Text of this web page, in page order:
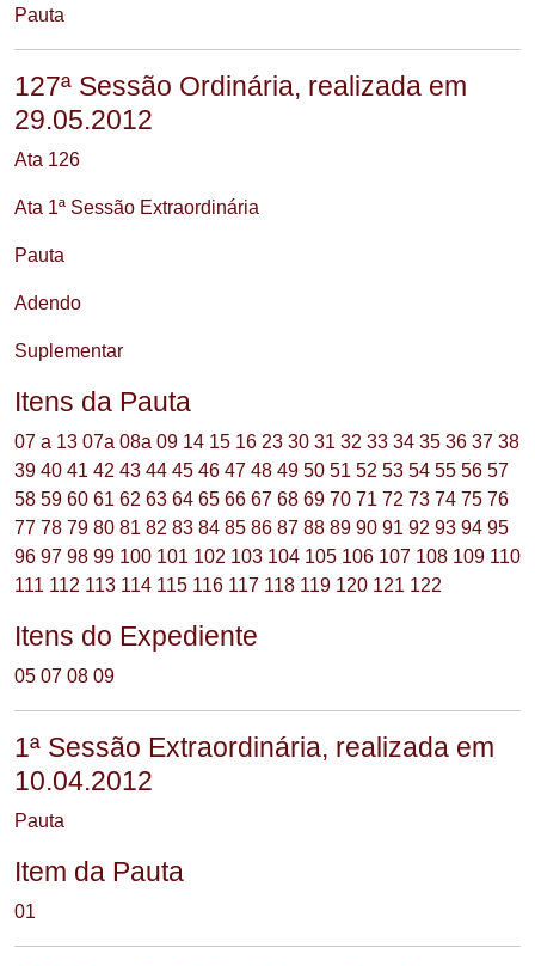
Pauta
127ª Sessão Ordinária, realizada em
29.05.2012
Ata 126
Ata 1ª Sessão Extraordinária
Pauta
Adendo
Suplementar
Itens da Pauta
07 a 13 07a 08a 09 14 15 16 23 30 31 32 33 34 35 36 37 38
39 40 41 42 43 44 45 46 47 48 49 50 51 52 53 54 55 56 57
58 59 60 61 62 63 64 65 66 67 68 69 70 71 72 73 74 75 76
77 78 79 80 81 82 83 84 85 86 87 88 89 90 91 92 93 94 95
96 97 98 99 100 101 102 103 104 105 106 107 108 109 110
111 112 113 114 115 116 117 118 119 120 121 122
Itens do Expediente
05 07 08 09
1ª Sessão Extraordinária, realizada em
10.04.2012
Pauta
Item da Pauta
01